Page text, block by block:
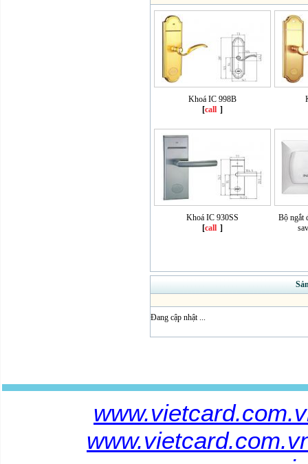
Khoá IC 998B
[call ]
Khoá IC 930SS
[call ]
Bộ ngắt
Đang cập nhật ...